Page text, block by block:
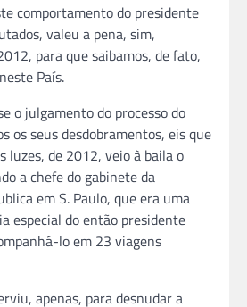
comportamento do presidente
valeu a pena, sim,
para que saibamos, de fato,
País.
o julgamento do processo do
os seus desdobramentos, eis que
luzes, de 2012, veio à baila o
a chefe do gabinete da
em S. Paulo, que era uma
especial do então presidente
lo em 23 viagens
apenas, para desnudar a